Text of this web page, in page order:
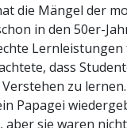
die Mängel der
in den 50er-
Lernleistungen
dass
zu
Papagei
aber sie waren